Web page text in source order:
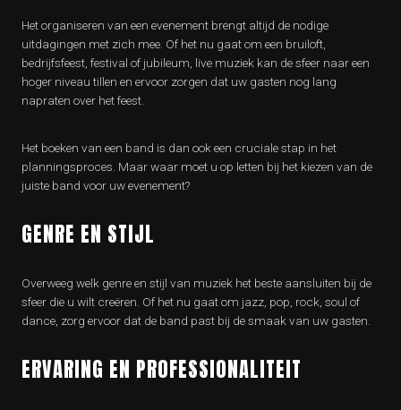
Het organiseren van een evenement brengt altijd de nodige
uitdagingen met zich mee. Of het nu gaat om een bruiloft,
bedrijfsfeest, festival of jubileum, live muziek kan de sfeer naar een
hoger niveau tillen en ervoor zorgen dat uw gasten nog lang
napraten over het feest.
Het boeken van een band is dan ook een cruciale stap in het
planningsproces. Maar waar moet u op letten bij het kiezen van de
juiste band voor uw evenement?
GENRE EN STIJL
Overweeg welk genre en stijl van muziek het beste aansluiten bij de
sfeer die u wilt creëren. Of het nu gaat om jazz, pop, rock, soul of
dance, zorg ervoor dat de band past bij de smaak van uw gasten.
ERVARING EN PROFESSIONALITEIT